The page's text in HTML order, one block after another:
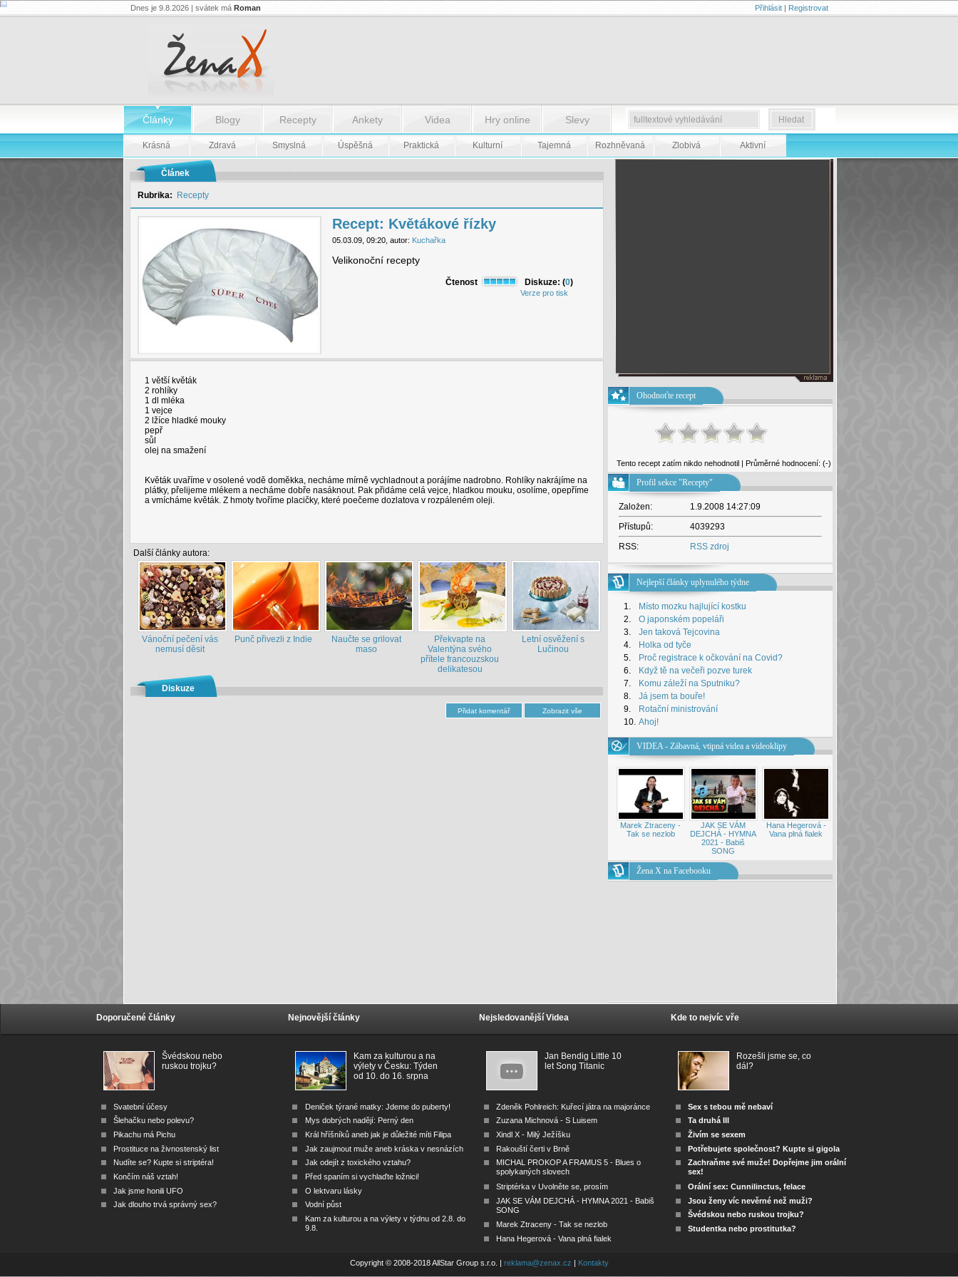
Recept:
Dnes je 9.8.2026 | svátek má Roman Přihlásit| Registrovat
Články Blogy Recepty Ankety Videa Hry online Slevy
Krásná Zdravá Smyslná Úspěšná Praktická Kulturní Tajemná Rozhněvaná Zlobivá Aktivní
Článek
Rubrika: Recepty
Recept: Květákové řízky
05.03.09, 09:20, autor: Kuchařka
Velikonoční recepty
Čtenost Diskuze: (0)
Verze pro tisk
1 větší květák
2 rohlíky
1 dl mléka
1 vejce
2 lžíce hladké mouky
pepř
sůl
olej na smažení
Květák uvaříme v osolené vodě doměkka, necháme mírně vychladnout a porájíme nadrobno. Rohlíky nakrájíme na
plátky, přelijeme mlékem a necháme dobře nasáknout. Pak přidáme celá vejce, hladkou mouku, osolíme, opepříme
a vmícháme květák. Z hmoty tvoříme placičky, které poečeme dozlatova v rozpáleném oleji.
Další články autora:
Vánoční pečení vás
nemusí děsit
Punč přivezli z Indie
Naučte se grilovat
maso
Překvapte na
Valentýna svého
přítele francouzskou
delikatesou
Letní osvěžení s
Lučinou
Diskuze
Ohodnoťte recept
Tento recept zatím nikdo nehodnotil | Průměrné hodnocení: (-)
Profil sekce "Recepty"
Založen:
1.9.2008 14:27:09
Přístupů:
4039293
RSS:
RSS zdroj
Nejlepší články uplynulého týdne
1.
Místo mozku hajlující kostku
2.
O japonském popeláři
3.
Jen taková Tejcovina
4.
Holka od tyče
5.
Proč registrace k očkování na Covid?
6.
Když tě na večeři pozve turek
7.
Komu záleží na Sputniku?
8.
Já jsem ta bouře!
9.
Rotační ministrování
10. Ahoj!
VIDEA - Zábavná, vtipná videa a videoklipy
Hana Hegerová -
Vana plná fialek
JAK SE VÁM
DEJCHÁ - HYMNA
2021 - Babiš
SONG
Marek Ztraceny -
Tak se nezlob
Žena X na Facebooku
Doporučené články
Švédskou nebo
ruskou trojku?
Svatební účesy
Šlehačku nebo polevu?
Pikachu má Pichu
Prostituce na živnostenský list
Nudíte se? Kupte si striptéra!
Končím náš vztah!
Jak jsme honili UFO
Jak dlouho trvá správný sex?
Nejnovější články
Kam za kulturou a na
výlety v Česku: Týden
od 10. do 16. srpna
Deniček týrané matky: Jdeme do puberty!
Mys dobrých nadějí: Perný den
Král hříšníků aneb jak je důležité míti Filipa
Jak zaujmout muže aneb kráska v nesnázích
Jak odejít z toxického vztahu?
Před spaním si vychlaďte ložnici!
O lektvaru lásky
Vodní půst
Kam za kulturou a na výlety v týdnu od 2.8. do
9.8.
Nejsledovanější Videa
Jan Bendig Little 10
let Song Titanic
Zdeněk Pohlreich: Kuřecí játra na majoránce
Zuzana Michnová - S Luisem
Xindl X - Milý Ježíšku
Rakouští čerti v Brně
MICHAL PROKOP A FRAMUS 5 - Blues o
spolykaných slovech
Striptérka v Uvolněte se, prosím
JAK SE VÁM DEJCHÁ - HYMNA 2021 - Babiš
SONG
Marek Ztraceny - Tak se nezlob
Hana Hegerová - Vana plná fialek
Kde to nejvíc vře
Rozešli jsme se, co
dál?
Sex s tebou mě nebaví
Ta druhá III
Živím se sexem
Potřebujete společnost? Kupte si gigola
Zachraňme své muže! Dopřejme jim orální
sex!
Orální sex: Cunnilinctus, felace
Jsou ženy víc nevěrné než muži?
Švédskou nebo ruskou trojku?
Studentka nebo prostitutka?
Copyright © 2008-2018 AllStar Group s.r.o. | reklama@zenax.cz | Kontakty